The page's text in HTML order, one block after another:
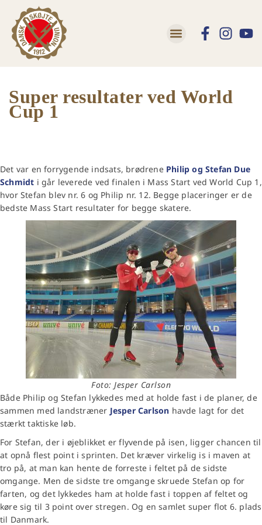
Super resultater ved World
Cup 1
Det var en forrygende indsats, brødrene Philip og Stefan Due
Schmidt i går leverede ved finalen i Mass Start ved World Cup 1,
hvor Stefan blev nr. 6 og Philip nr. 12. Begge placeringer er de
bedste Mass Start resultater for begge skatere.
Foto: Jesper Carlson
Både Philip og Stefan lykkedes med at holde fast i de planer, de
sammen med landstræner Jesper Carlson havde lagt for det
stærkt taktiske løb.
For Stefan, der i øjeblikket er flyvende på isen, ligger chancen til
at opnå flest point i sprinten. Det kræver virkelig is i maven at
tro på, at man kan hente de forreste i feltet på de sidste
omgange. Men de sidste tre omgange skruede Stefan op for
farten, og det lykkedes ham at holde fast i toppen af feltet og
køre sig til 3 point over stregen. Og en samlet super flot 6. plads
til Danmark.